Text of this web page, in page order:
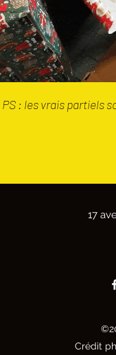
PS : les vrais partiels
17
Crédit